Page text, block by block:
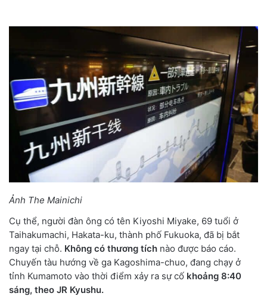
Ảnh The Mainichi
Cụ thể, người đàn ông có tên Kiyoshi Miyake, 69 tuổi ở
Taihakumachi, Hakata-ku, thành phố Fukuoka, đã bị bắt
ngay tại chỗ. Không có thương tích nào được báo cáo.
Chuyến tàu hướng về ga Kagoshima-chuo, đang chạy ở
tỉnh Kumamoto vào thời điểm xảy ra sự cố khoảng 8:40
sáng, theo JR Kyushu.